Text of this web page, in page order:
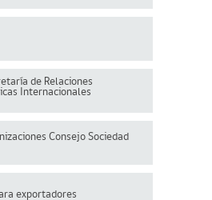
de Relaciones
Internacionales
Consejo Sociedad
exportadores